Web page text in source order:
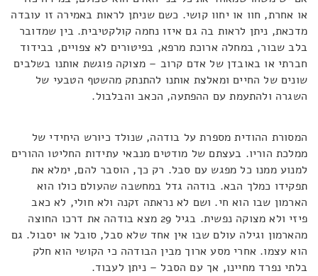
או אחרת, חוו או יחוו קושי. כשם שניתן לראות באמירה זו עובדה
מדכאת, ניתן לראות בה גם איזו נחמה קולקטיבית. בין שמדובר
בלב שבור, במחלה ארוכת מרפא, בפיטורים לא צפויים, בבידוד
חברתי או באובדן של אדם קרוב – מצוקה פוגשת אותנו בשלבים
שונים של החיים ומאלצת אותנו להתנתק מהשטף הטבעי של
השגרה ולהתעמת עם ההפתעה, הכאב והבלבול.
המסורת ההודית מספרת על בודהה, שנולד כיורש היחידי של
ממלכת הוריו. בעצתם של מודטים מנבאי עתידות החליטו ההורים
למנוע ממנו כל מפגש עם סבל. רק כך, הוסבר להם, ימלא את
תפקידו כמלך הבא. בודהה גדל במחשבה שהעולם כולו הוא
הארמון שבו הוא חי. ושם לא נראתה זקנה ולא חולי, לא כאב
פיזי ולא מצוקה נפשית. בגיל 29 מצא בודהה את דרכו החוצה
מהארמון וגילה עולם שבו אין אחד שלא סבל, סובל או יסבול. גם
הוא עצמו. אחרי מסע ארוך מבין הבודהה כי הקושי הוא חלק
בלתי נפרד מחיינו, אך עם הסבל – ניתן לעבוד.